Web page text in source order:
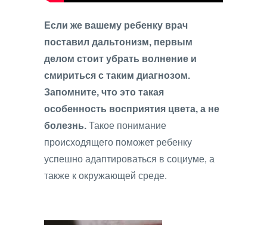
Если же вашему ребенку врач
поставил дальтонизм, первым
делом стоит убрать волнение и
смириться с таким диагнозом.
Запомните, что это такая
особенность восприятия цвета, а не
болезнь. Такое понимание
происходящего поможет ребенку
успешно адаптироваться в социуме, а
также к окружающей среде.